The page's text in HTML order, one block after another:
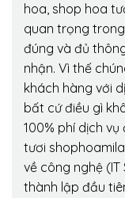
hoa, shop hoa
quan trọng
đúng và đủ
nhận. Vì thế
khách hàng với
bất cứ điều gì
100% phí dịch
tươi
về công nghệ
thành lập đầu